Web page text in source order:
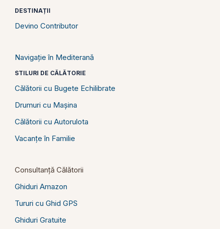
DESTINAȚII
Devino Contributor
Navigație în Mediterană
STILURI DE CĂLĂTORIE
Călătorii cu Bugete Echilibrate
Drumuri cu Mașina
Călătorii cu Autorulota
Vacanțe în Familie
Consultanță Călătorii
Ghiduri Amazon
Tururi cu Ghid GPS
Ghiduri Gratuite